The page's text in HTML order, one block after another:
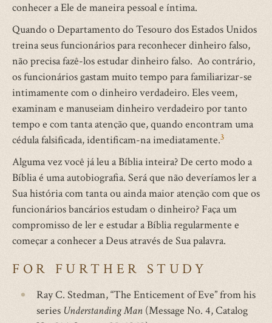
conhecer a Ele de maneira pessoal e íntima.
Quando o Departamento do Tesouro dos Estados Unidos
treina seus funcionários para reconhecer dinheiro falso,
não precisa fazê-los estudar dinheiro falso. Ao contrário,
os funcionários gastam muito tempo para familiarizar-se
intimamente com o dinheiro verdadeiro. Eles veem,
examinam e manuseiam dinheiro verdadeiro por tanto
tempo e com tanta atenção que, quando encontram uma
cédula falsificada, identificam-na imediatamente.3
Alguma vez você já leu a Bíblia inteira? De certo modo a
Bíblia é uma autobiografia. Será que não deveríamos ler a
Sua história com tanta ou ainda maior atenção com que os
funcionários bancários estudam o dinheiro? Faça um
compromisso de ler e estudar a Bíblia regularmente e
começar a conhecer a Deus através de Sua palavra.
FOR FURTHER STUDY
Ray C. Stedman, “The Enticement of Eve” from his
series Understanding Man (Message No. 4, Catalog